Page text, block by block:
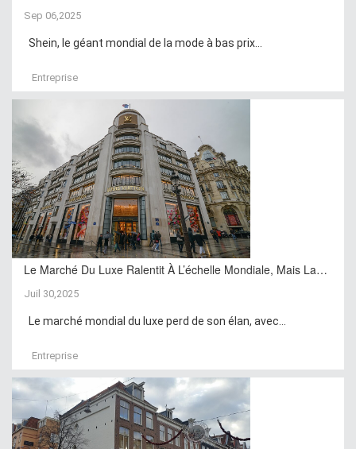
Sep 06,2025
Shein, le géant mondial de la mode à bas prix...
Entreprise
Le Marché Du Luxe Ralentit À L’échelle Mondiale, Mais La…
Juil 30,2025
Le marché mondial du luxe perd de son élan, avec...
Entreprise